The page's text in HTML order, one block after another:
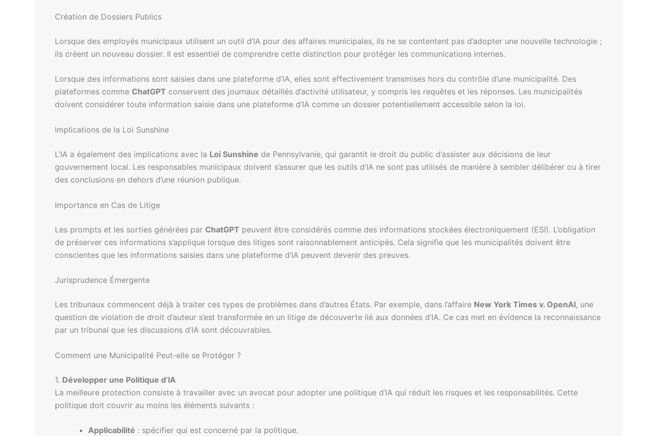
Création de Dossiers Publics
Lorsque des employés municipaux utilisent un outil d’IA pour des affaires municipales, ils ne se contentent pas d’adopter une nouvelle technologie ;
ils créent un nouveau dossier. Il est essentiel de comprendre cette distinction pour protéger les communications internes.
Lorsque des informations sont saisies dans une plateforme d’IA, elles sont effectivement transmises hors du contrôle d’une municipalité. Des
plateformes comme ChatGPT conservent des journaux détaillés d’activité utilisateur, y compris les requêtes et les réponses. Les municipalités
doivent considérer toute information saisie dans une plateforme d’IA comme un dossier potentiellement accessible selon la loi.
Implications de la Loi Sunshine
L’IA a également des implications avec la Loi Sunshine de Pennsylvanie, qui garantit le droit du public d’assister aux décisions de leur
gouvernement local. Les responsables municipaux doivent s’assurer que les outils d’IA ne sont pas utilisés de manière à sembler délibérer ou à tirer
des conclusions en dehors d’une réunion publique.
Importance en Cas de Litige
Les prompts et les sorties générées par ChatGPT peuvent être considérés comme des informations stockées électroniquement (ESI). L’obligation
de préserver ces informations s’applique lorsque des litiges sont raisonnablement anticipés. Cela signifie que les municipalités doivent être
conscientes que les informations saisies dans une plateforme d’IA peuvent devenir des preuves.
Jurisprudence Émergente
Les tribunaux commencent déjà à traiter ces types de problèmes dans d’autres États. Par exemple, dans l’affaire New York Times v. OpenAI, une
question de violation de droit d’auteur s’est transformée en un litige de découverte lié aux données d’IA. Ce cas met en évidence la reconnaissance
par un tribunal que les discussions d’IA sont découvrables.
Comment une Municipalité Peut-elle se Protéger ?
1. Développer une Politique d’IA
La meilleure protection consiste à travailler avec un avocat pour adopter une politique d’IA qui réduit les risques et les responsabilités. Cette
politique doit couvrir au moins les éléments suivants :
Applicabilité : spécifier qui est concerné par la politique.